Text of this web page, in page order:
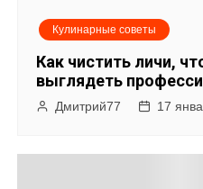
Кулинарные советы
Как чистить личи,
выглядеть
Дмитрий77 17